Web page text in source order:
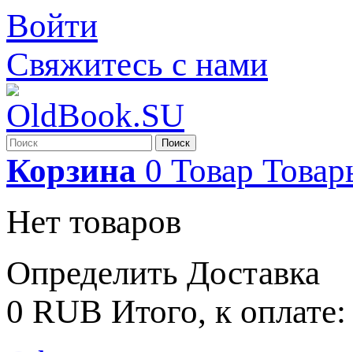
Войти
Свяжитесь с нами
Поиск
Корзина 0 Товар
Нет товаров
Определить Доставка
0 RUB Итого, к оплате: